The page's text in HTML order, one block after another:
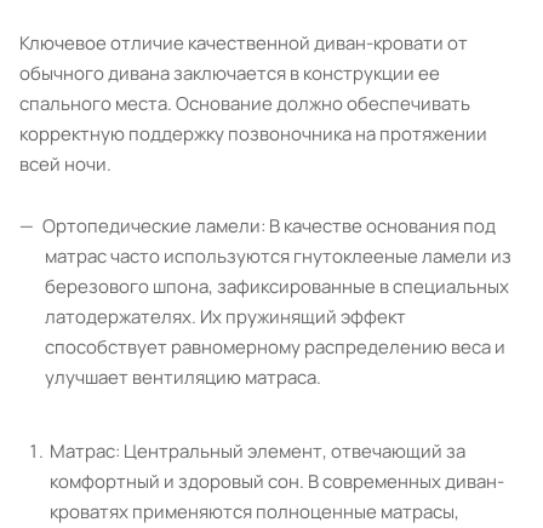
Ключевое отличие качественной диван-кровати от
обычного дивана заключается в конструкции ее
спального места. Основание должно обеспечивать
корректную поддержку позвоночника на протяжении
всей ночи.
Ортопедические ламели: В качестве основания под
матрас часто используются гнутоклееные ламели из
березового шпона, зафиксированные в специальных
латодержателях. Их пружинящий эффект
способствует равномерному распределению веса и
улучшает вентиляцию матраса.
Матрас: Центральный элемент, отвечающий за
комфортный и здоровый сон. В современных диван-
кроватях применяются полноценные матрасы,